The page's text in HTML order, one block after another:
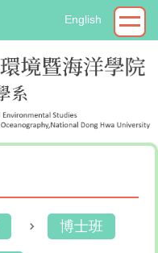
English
博士班